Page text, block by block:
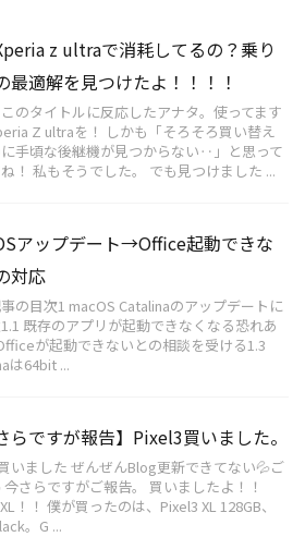
z ultraで消耗してるの？乗り
最適解を見つけたよ！！！！
のタイトルに反応したアナタ。使ってます
Z ultraを！ しかも「そろそろ買い替え
手頃な後継機が見つからない‥」と思って
！ 私もそうでした。 でも見つけました ...
アップデート→Office起動できな
対応
の目次1 macOS Catalinaのアップデートに
既存のアプリが起動できなくなる恐れあ
が起動できないとの相談を受ける1.3
は64bit ...
らですが報告】Pixel3買いました。
いました ぜんぜんBlog更新できてない💦ご
今さらですがご報告。 買いましたよ！！
！！ 僕が買ったのは、Pixel3 XL 128GB、
。G ...